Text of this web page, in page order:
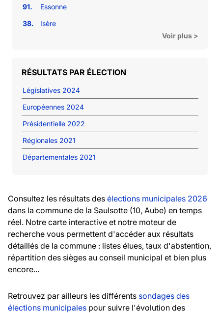
91.
Essonne
38.
Isère
Voir plus >
RÉSULTATS PAR ÉLECTION
Législatives 2024
Européennes 2024
Présidentielle 2022
Régionales 2021
Départementales 2021
Consultez les résultats des élections municipales 2026
dans la commune de la Saulsotte (10, Aube) en temps
réel. Notre carte interactive et notre moteur de
recherche vous permettent d'accéder aux résultats
détaillés de la commune : listes élues, taux d'abstention,
répartition des sièges au conseil municipal et bien plus
encore...
Retrouvez par ailleurs les différents sondages des
élections municipales pour suivre l'évolution des